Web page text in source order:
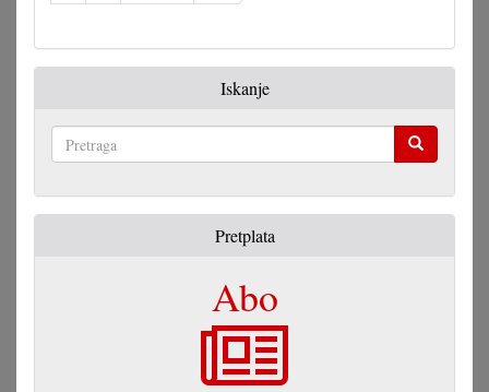
Iskanje
Pretplata
Abo